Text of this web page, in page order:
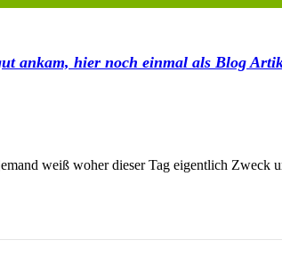
ankam, hier noch einmal als Blog
weiß woher dieser Tag eigentlich Zweck